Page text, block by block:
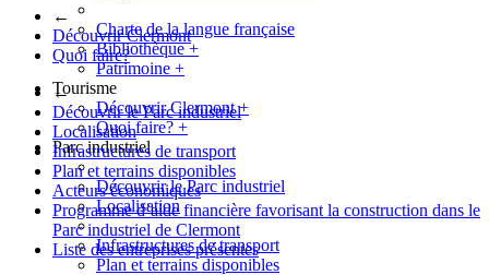
←
Découvrir Clermont
Quoi faire?
←
Découvrir le Parc industriel
Localisation
Infrastructures de transport
Plan et terrains disponibles
Acteurs économiques
Programme d’aide financière favorisant la construction dans le
Parc industriel de Clermont
Liste des entreprises présentes
Charte de la langue française
Bibliothèque+
Patrimoine +
Tourisme
Découvrir Clermont+
Quoi faire? +
Parc industriel
Découvrir le Parc industriel
Localisation
Infrastructures de transport
Plan et terrains disponibles